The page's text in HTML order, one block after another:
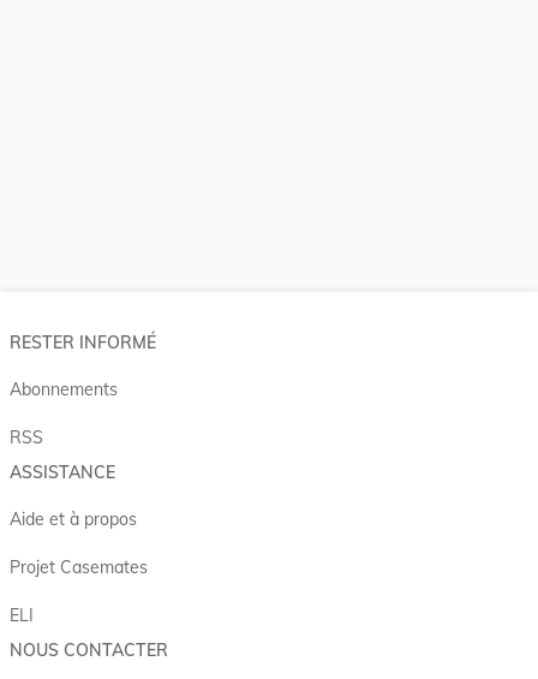
RESTER INFORMÉ
Abonnements
RSS
ASSISTANCE
Aide et à propos
Projet Casemates
ELI
NOUS CONTACTER